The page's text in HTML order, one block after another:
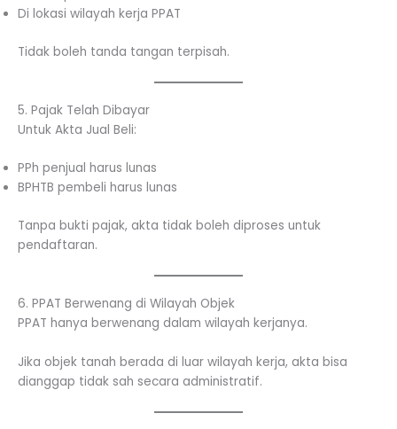
Di lokasi wilayah kerja PPAT
Tidak boleh tanda tangan terpisah.
5. Pajak Telah Dibayar
Untuk Akta Jual Beli:
PPh penjual harus lunas
BPHTB pembeli harus lunas
Tanpa bukti pajak, akta tidak boleh diproses untuk
pendaftaran.
6. PPAT Berwenang di Wilayah Objek
PPAT hanya berwenang dalam wilayah kerjanya.
Jika objek tanah berada di luar wilayah kerja, akta bisa
dianggap tidak sah secara administratif.